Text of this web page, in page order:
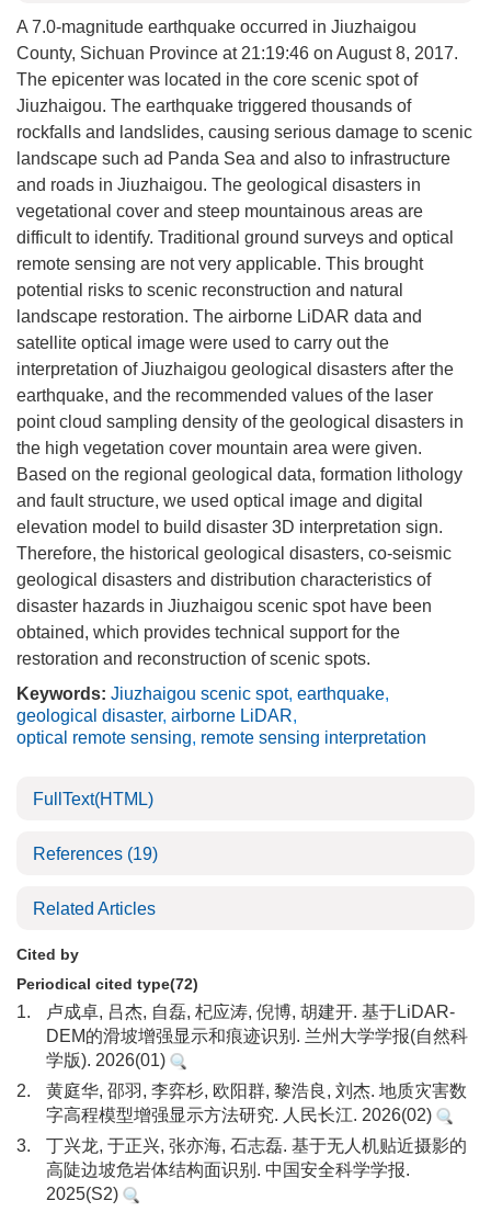
A 7.0-magnitude earthquake occurred in Jiuzhaigou
County, Sichuan Province at 21:19:46 on August 8, 2017.
The epicenter was located in the core scenic spot of
Jiuzhaigou. The earthquake triggered thousands of
rockfalls and landslides, causing serious damage to scenic
landscape such ad Panda Sea and also to infrastructure
and roads in Jiuzhaigou. The geological disasters in
vegetational cover and steep mountainous areas are
difficult to identify. Traditional ground surveys and optical
remote sensing are not very applicable. This brought
potential risks to scenic reconstruction and natural
landscape restoration. The airborne LiDAR data and
satellite optical image were used to carry out the
interpretation of Jiuzhaigou geological disasters after the
earthquake, and the recommended values of the laser
point cloud sampling density of the geological disasters in
the high vegetation cover mountain area were given.
Based on the regional geological data, formation lithology
and fault structure, we used optical image and digital
elevation model to build disaster 3D interpretation sign.
Therefore, the historical geological disasters, co-seismic
geological disasters and distribution characteristics of
disaster hazards in Jiuzhaigou scenic spot have been
obtained, which provides technical support for the
restoration and reconstruction of scenic spots.
Keywords: Jiuzhaigou scenic spot, earthquake,
geological disaster, airborne LiDAR,
optical remote sensing, remote sensing interpretation
FullText(HTML)
References (19)
Related Articles
Cited by
Periodical cited type(72)
1.
卢成卓, 吕杰, 自磊, 杞应涛, 倪博, 胡建开. 基于LiDAR-
DEM的滑坡增强显示和痕迹识别. 兰州大学学报(自然科
学版). 2026(01)
2.
黄庭华, 邵羽, 李弈杉, 欧阳群, 黎浩良, 刘杰. 地质灾害数
字高程模型增强显示方法研究. 人民长江. 2026(02)
3.
丁兴龙, 于正兴, 张亦海, 石志磊. 基于无人机贴近摄影的
高陡边坡危岩体结构面识别. 中国安全科学学报.
2025(S2)